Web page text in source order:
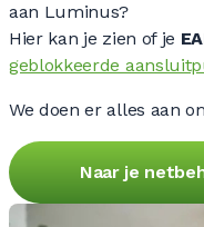
aan Luminus?
Hier kan je zien of je
geblokkeerde
We doen er alles aan
Naar je